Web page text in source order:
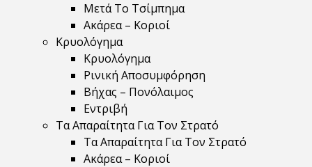
Μετά Το Τσίμπημα
Ακάρεα – Κοριοί
Κρυολόγημα
Κρυολόγημα
Ρινική Αποσυμφόρηση
Βήχας – Πονόλαιμος
Εντριβή
Τα Απαραίτητα Για Τον Στρατό
Τα Απαραίτητα Για Τον Στρατό
Ακάρεα – Κοριοί